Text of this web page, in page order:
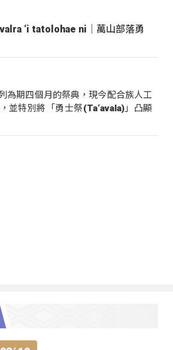
‘i tatolohae ni｜萬山部落勇
為期四個月的祭典，現今配合族人工
並特別將「勇士祭(Ta‘avala)」凸顯